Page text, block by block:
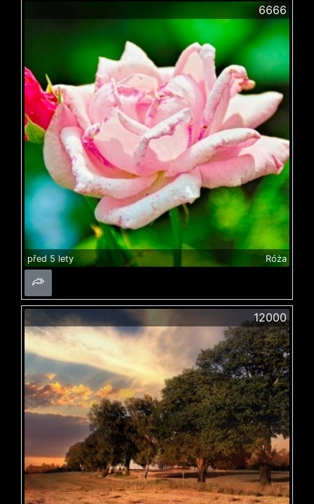
6666
před 5 lety Róża
12000